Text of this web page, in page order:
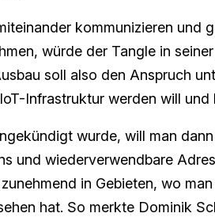
kommunizieren und
würde der Tangle in
soll also den Anspruch
Infrastruktur werden will und
wurde, will man dann
und wiederverwendbare
in Gebieten, wo
hat. So merkte Dominik